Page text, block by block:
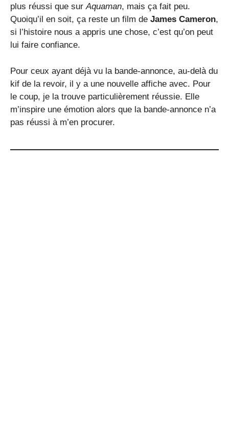
plus réussi que surAquaman, mais ça fait peu.
Quoiqu’il en soit, ça reste un film de James Cameron,
si l’histoire nous a appris une chose, c’est qu’on peut
lui faire confiance.
Pour ceux ayant déjà vu la bande-annonce, au-delà du
kif de la revoir, il y a une nouvelle affiche avec. Pour
le coup, je la trouve particulièrement réussie. Elle
m’inspire une émotion alors que la bande-annonce n’a
pas réussi à m’en procurer.